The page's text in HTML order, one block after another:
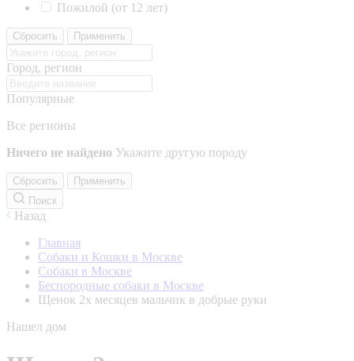
Пожилой (от 12 лет)
Сбросить Применить
Город, регион
Популярные
Все регионы
Ничего не найдено Укажите другую породу
Сбросить
Применить
Поиск
Назад
Главная
Собаки и Кошки в Москве
Собаки в Москве
Беспородные собаки в Москве
Щенок 2х месяцев мальчик в добрые руки
Нашел дом